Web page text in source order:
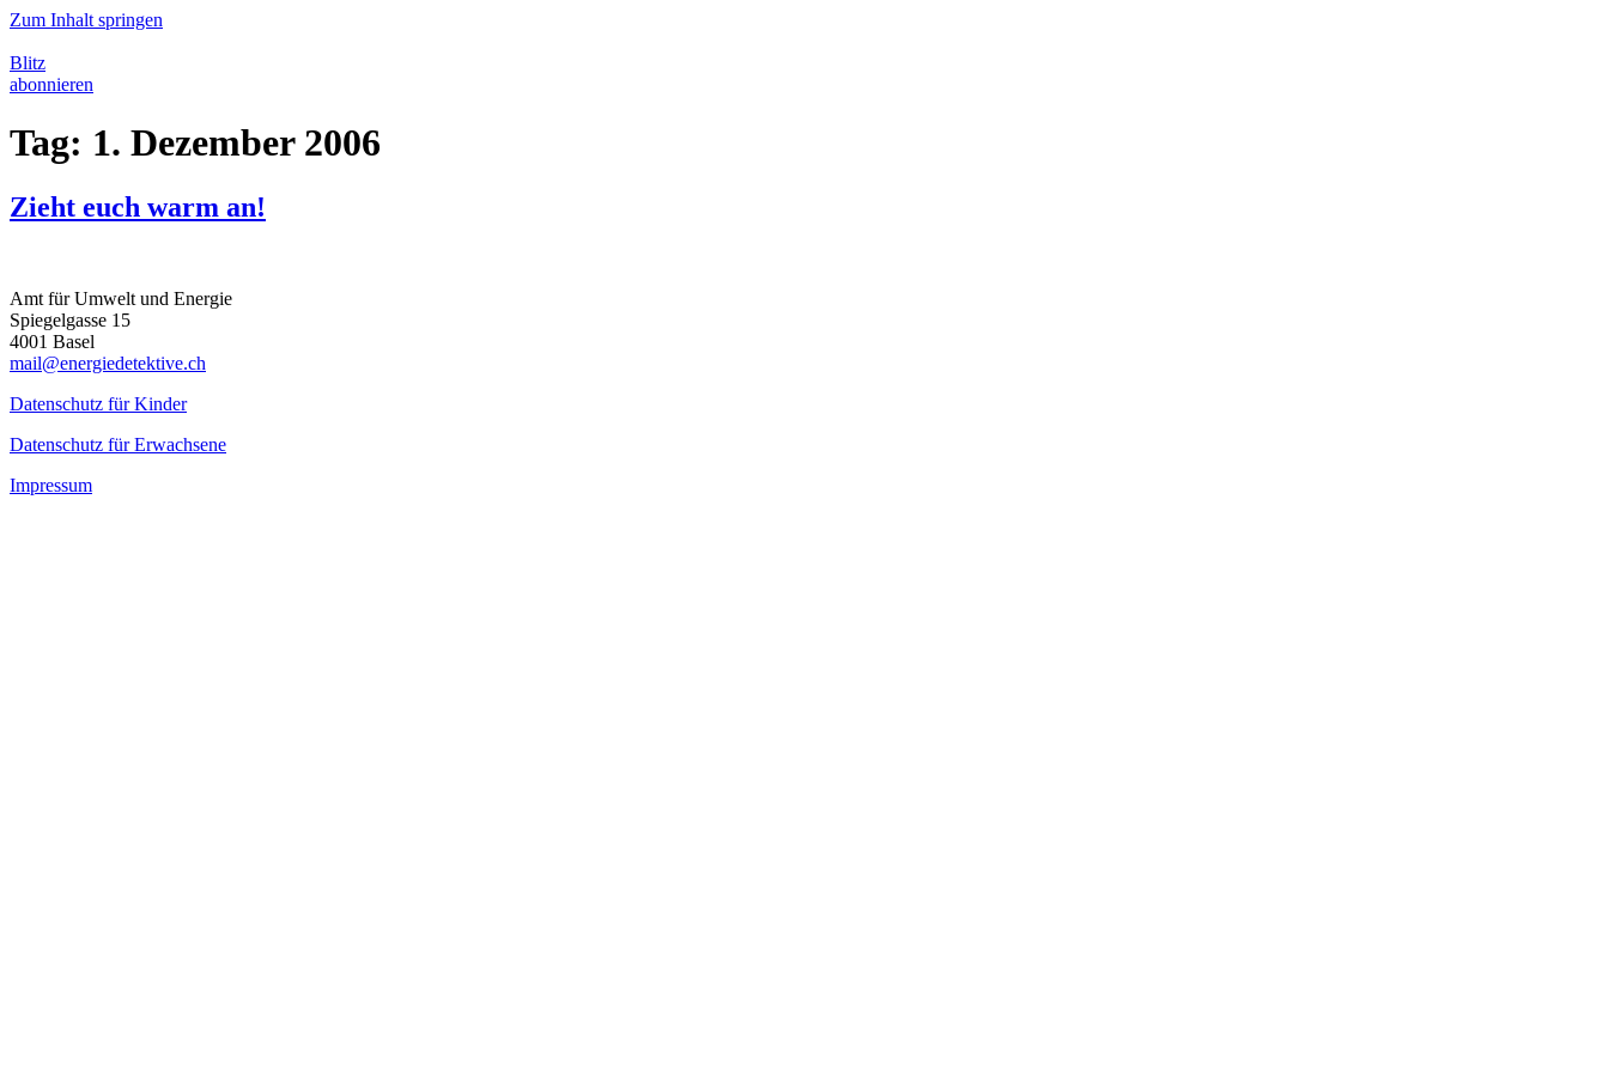
Zum Inhalt springen
Blitz
abonnieren
Tag: 1. Dezember 2006
Zieht euch warm an!
Amt für Umwelt und Energie
Spiegelgasse 15
4001 Basel
mail@energiedetektive.ch
Datenschutz für Kinder
Datenschutz für Erwachsene
Impressum